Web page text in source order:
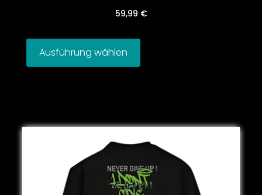
59,99 €
Ausführung wählen